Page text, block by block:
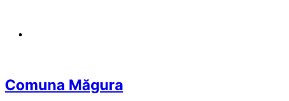
Comuna Măgura